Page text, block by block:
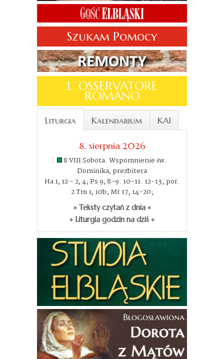
Szukam Pomocy
L´OSSERVATORE
ROMANO
Liturgia Kalendarium KAI
8. sierpnia 2026
8 VIII Sobota. Wspomnienie św.
Dominika, prezbitera
Ha 1, 12 - 2, 4; Ps 9, 8-9. 10-11. 12-13; por.
2 Tm 1, 10b; Mt 17, 14-20;
» Teksty czytań z dnia «
» Liturgia godzin na dziś «